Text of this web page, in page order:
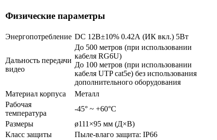
Физические параметры
Энергопотребление DC 12В±10% 0.42А (ИК вкл.) 5Вт
Дальность передачи
видео
До 500 метров (при использовании
кабеля RG6U)
До 100 метров (при использовании
кабеля UTP cat5e) без использования
дополнительного оборудования
Материал корпуса
Металл
Рабочая
температура
-45° ~ +60°С
Размеры
ø111×95 мм (Д×В)
Класс защиты
Пыле-влаго защита: IP66